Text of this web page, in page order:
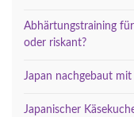
Abhärtungstraining
oder riskant?
Japan nachgebaut mit
Japanischer